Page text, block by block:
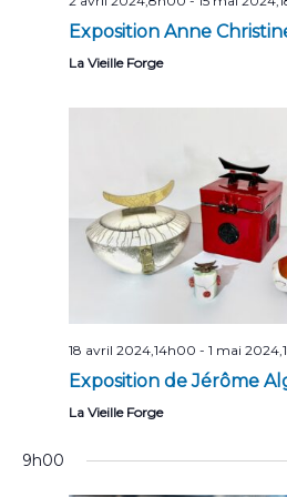
Exposition Anne
La Vieille Forge
18 avril 2024,14h00 - 1 mai
Exposition de Jérôme
La Vieille Forge
9h00